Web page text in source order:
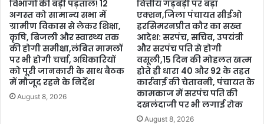
विभागों की बड़ी पड़ताल! 12
अगस्त को सामान्य सभा में
ग्रामीण विकास से लेकर शिक्षा,
कृषि, बिजली और स्वास्थ्य तक
की होगी समीक्षा,लंबित मामलों
पर भी होगी चर्चा, अधिकारियों
को पूरी जानकारी के साथ बैठक
में मौजूद रहने के निर्देश
August 8, 2026
वित्तीय गड़बड़ी पर बड़ा
एक्शन,जिला पंचायत सीईओ
हरसिमरनप्रीत कौर का सख्त
आदेश: सरपंच, सचिव, उपयंत्री
और सरपंच पति से होगी
वसूली,15 दिन की मोहलत खत्म
होते ही धारा 40 और 92 के तहत
कार्रवाई की चेतावनी, पंचायत के
कामकाज में सरपंच पति की
दखलंदाजी पर भी लगाई रोक
August 8, 2026